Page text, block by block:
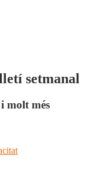
setmanal
molt més